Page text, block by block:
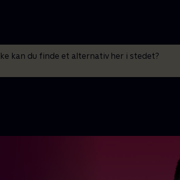
kan du finde et alternativ her i stedet?